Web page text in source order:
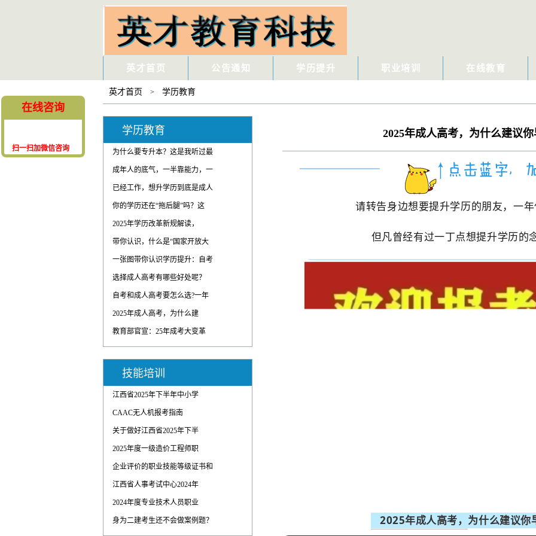
英才首页 公告通知 学历提升 职业培训 在线教育
英才首页 > 学历教育
学历教育
为什么要专升本？这是我听过最
成年人的底气，一半靠能力，一
已经工作，想升学历到底是成人
你的学历还在“拖后腿”吗？这
2025年学历改革新规解读，
带你认识，什么是“国家开放大
一张图带你认识学历提升：自考
选择成人高考有哪些好处呢？
自考和成人高考要怎么选?一年
2025年成人高考，为什么建
教育部官宣：25年成考大变革
技能培训
江西省2025年下半年中小学
CAAC无人机报考指南
关于做好江西省2025年下半
2025年度一级造价工程师职
企业评价的职业技能等级证书和
江西省人事考试中心2024年
2024年度专业技术人员职业
身为二建考生还不会做案例题？
2025年成人高考，为什么建议
请转告身边想要提升学历的朋友，一
但凡曾经有过一丁点想提升学历的
2025年成人高考，为什么建议你
在线咨询